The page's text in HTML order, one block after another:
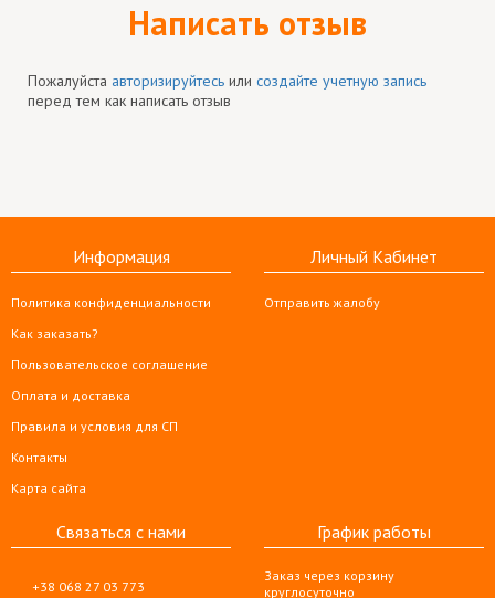
Написать отзыв
Пожалуйста авторизируйтесь или создайте учетную запись
перед тем как написать отзыв
Информация
Политика конфиденциальности
Как заказать?
Пользовательское соглашение
Оплата и доставка
Правила и условия для СП
Контакты
Карта сайта
Личный Кабинет
Отправить жалобу
Связаться с нами
+38 068 27 03 773
График работы
Заказ через корзину
круглосуточно